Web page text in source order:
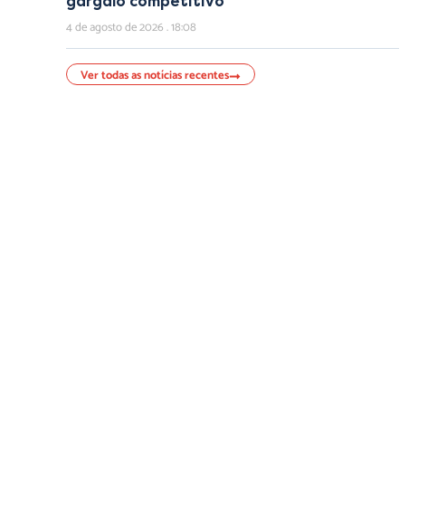
4 de agosto de 2026 18:08
Ver todas as notícias recentes